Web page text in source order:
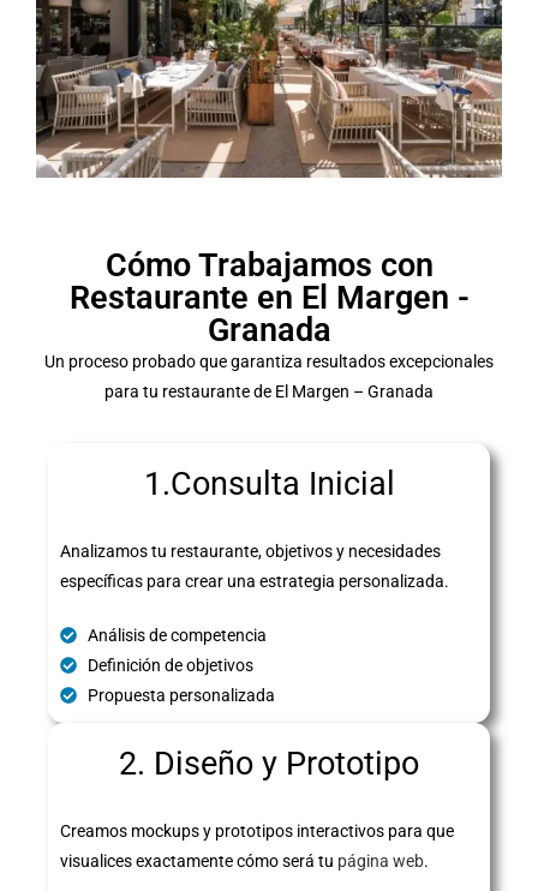
Cómo Trabajamos con
Restaurante en El Margen -
Granada
Un proceso probado que garantiza resultados excepcionales
para tu restaurante de El Margen – Granada
1.Consulta Inicial
Analizamos tu restaurante, objetivos y necesidades
específicas para crear una estrategia personalizada.
Análisis de competencia
Definición de objetivos
Propuesta personalizada
2. Diseño y Prototipo
Creamos mockups y prototipos interactivos para que
visualices exactamente cómo será tu página web.